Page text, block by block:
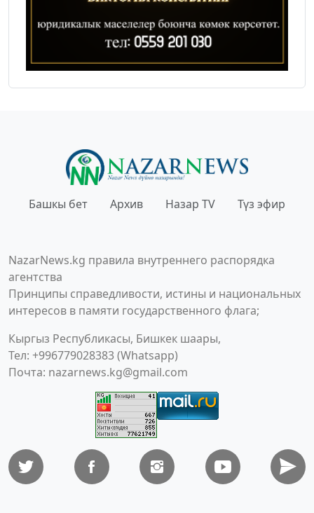
Башкы бет Архив Назар TV Түз эфир
NazarNews.kg правила внутреннего распорядка
агентства
Принципы справедливости, истины и национальных
интересов в памяти государственного флага;
Кыргыз Республикасы, Бишкек шаары,
Тел: +996779028383 (Whatsapp)
Почта: nazarnews.kg@gmail.com